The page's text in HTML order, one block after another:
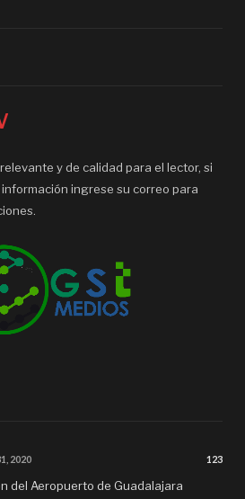
y de calidad para el lector, si
ingrese su correo para
2020 123
del Aeropuerto de Guadalajara